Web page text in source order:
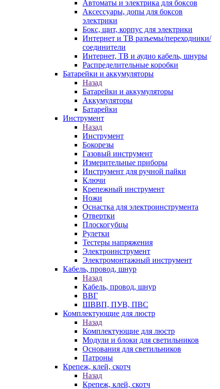
Автоматы и электрика для боксов
Аксессуары, допы для боксов
электрики
Бокс, щит, корпус для электрики
Интернет и ТВ разъемы/переходники/
соединители
Интернет, ТВ и аудио кабель, шнуры
Распределительные коробки
Батарейки и аккумуляторы
Назад
Батарейки и аккумуляторы
Аккумуляторы
Батарейки
Инструмент
Назад
Инструмент
Бокорезы
Газовый инструмент
Измерительные приборы
Инструмент для ручной пайки
Ключи
Крепежный инструмент
Ножи
Оснастка для электроинструмента
Отвертки
Плоскогубцы
Рулетки
Тестеры напряжения
Электроинструмент
Электромонтажный инструмент
Кабель, провод, шнур
Назад
Кабель, провод, шнур
ВВГ
ШВВП, ПУВ, ПВС
Комплектующие для люстр
Назад
Комплектующие для люстр
Модули и блоки для светильников
Основания для светильников
Патроны
Крепеж, клей, скотч
Назад
Крепеж, клей, скотч